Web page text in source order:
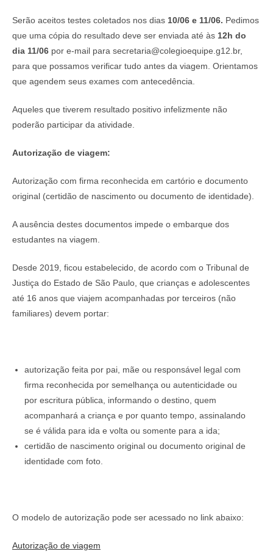
Serão aceitos testes coletados nos dias 10/06 e 11/06. Pedimos
que uma cópia do resultado deve ser enviada até às 12h do
dia 11/06 por e-mail para secretaria@colegioequipe.g12.br,
para que possamos verificar tudo antes da viagem. Orientamos
que agendem seus exames com antecedência.
Aqueles que tiverem resultado positivo infelizmente não
poderão participar da atividade.
Autorização de viagem:
Autorização com firma reconhecida em cartório e documento
original (certidão de nascimento ou documento de identidade).
A ausência destes documentos impede o embarque dos
estudantes na viagem.
Desde 2019, ficou estabelecido, de acordo com o Tribunal de
Justiça do Estado de São Paulo, que crianças e adolescentes
até 16 anos que viajem acompanhadas por terceiros (não
familiares) devem portar:
autorização feita por pai, mãe ou responsável legal com
firma reconhecida por semelhança ou autenticidade ou
por escritura pública, informando o destino, quem
acompanhará a criança e por quanto tempo, assinalando
se é válida para ida e volta ou somente para a ida;
certidão de nascimento original ou documento original de
identidade com foto.
O modelo de autorização pode ser acessado no link abaixo:
Autorização de viagem